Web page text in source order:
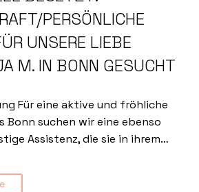
PERSÖNLICHE
UNSERE LIEBE
M. IN BONN GESUCHT
Für eine aktive und fröhliche
Bonn suchen wir eine ebenso
Assistenz, die sie in ihrem…